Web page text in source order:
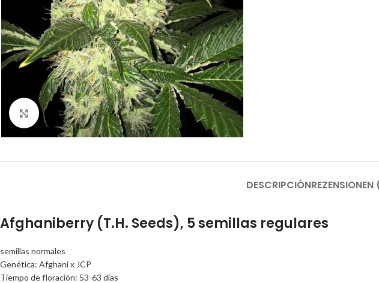
Haga clic para ampliar
DESCRIPCIÓN
Afghaniberry (T.H. Seeds), 5 semillas regulares
semillas normales
Genética: Afghani x JCP
Tiempo de floración: 53-63 días